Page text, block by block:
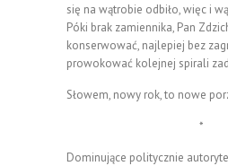
się na wątrobie odbiło, więc i
Póki brak zamiennika, Pan
konserwować, najlepiej bez
prowokować kolejnej spirali
Słowem, nowy rok, to nowe
*
Dominujące politycznie